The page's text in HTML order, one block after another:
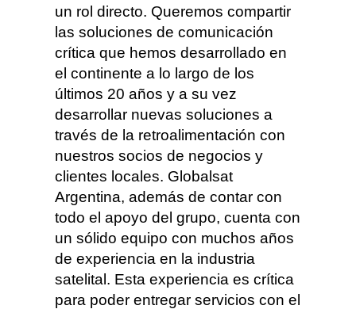
un rol directo. Queremos compartir
las soluciones de comunicación
crítica que hemos desarrollado en
el continente a lo largo de los
últimos 20 años y a su vez
desarrollar nuevas soluciones a
través de la retroalimentación con
nuestros socios de negocios y
clientes locales. Globalsat
Argentina, además de contar con
todo el apoyo del grupo, cuenta con
un sólido equipo con muchos años
de experiencia en la industria
satelital. Esta experiencia es crítica
para poder entregar servicios con el